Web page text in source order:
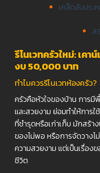
เคล็ดลับประ
ส
รีโนเวทครัวใหม่: เค
งบ 50,000 บาท
ทำไมควรรีโนเวทห้องครัว?
ครัวคือหัวใจของบ้าน การมี
และสวยงาม ย่อมทำให้การ
ที่ชำรุดหรือเก่าเก็บ มักสร้า
ของไม่พอ หรือการจัดวางไ
ความสวยงาม แต่เป็นเรื่อง
ชีวิต